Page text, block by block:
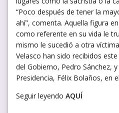
“Poco después de tener la
ahí”, comenta. Aquella figura
como referente en su vida le
mismo le sucedió a otra
Velasco han sido recibidos
del Gobierno, Pedro Sánchez,
Presidencia, Félix Bolaños, en
Seguir leyendo AQUÍ